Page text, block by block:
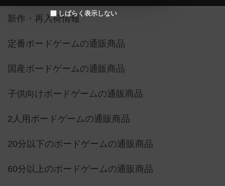
しばらく表示しない
新作・再入荷情報
定番ボードゲームの通販商品
国産ボードゲームの通販商品
子供向けボードゲームの通販商品
2人用ボードゲームの通販商品
20分以下のボードゲームの通販商品
60分以上のボードゲームの通販商品